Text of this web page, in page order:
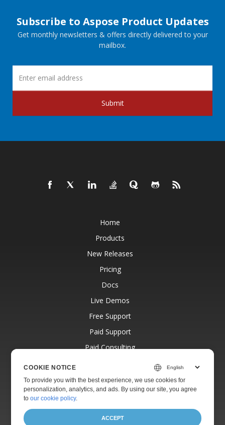
Subscribe to Aspose Product Updates
Get monthly newsletters & offers directly delivered to your
mailbox.
Submit
Home
Products
New Releases
Pricing
Docs
Live Demos
Free Support
Paid Support
Paid Consulting
Websites
About
COOKIE NOTICE
To provide you with the best experience, we use cookies for
personalization, analytics, and ads. By using our site, you agree
toour cookie policy.
ACCEPT